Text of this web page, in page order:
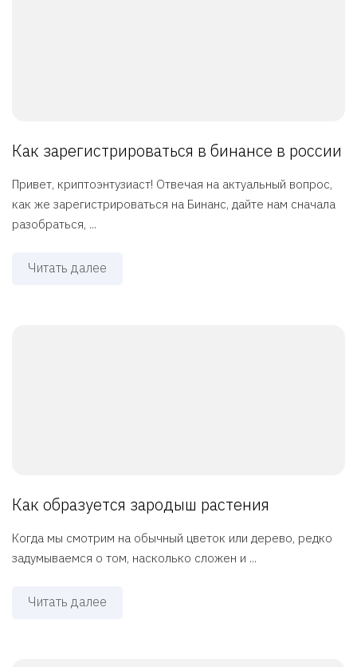
Как зарегистрироваться в бинансе в россии
Привет, криптоэнтузиаст! Отвечая на актуальный вопрос,
как же зарегистрироваться на Бинанс, дайте нам сначала
разобраться, ...
Читать далее
Как образуется зародыш растения
Когда мы смотрим на обычный цветок или дерево, редко
задумываемся о том, насколько сложен и ...
Читать далее